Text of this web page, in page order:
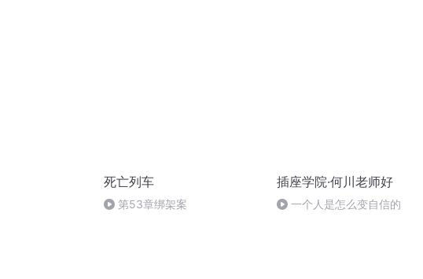
死亡列车
第53章绑架案
插座学院·何川老师好
一个人是怎么变自信的